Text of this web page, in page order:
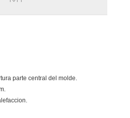
parte central del molde.